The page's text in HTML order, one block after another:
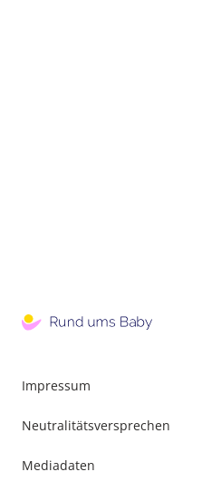
Impressum
Neutralitätsversprechen
Mediadaten